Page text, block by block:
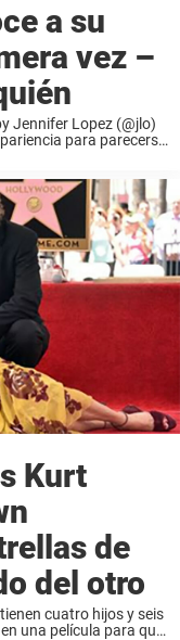
a su
vez –
Jennifer Lopez (@jlo)
para parecerse
Kurt
de
del otro
cuatro hijos y seis
una película para que